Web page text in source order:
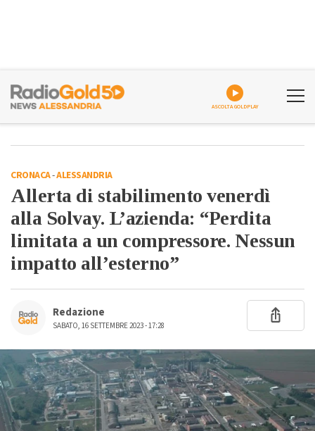
ASCOLTA GOLDPLAY
CRONACA-ALESSANDRIA
Allerta di stabilimento venerdì
alla Solvay. L’azienda: “Perdita
limitata a un compressore. Nessun
impatto all’esterno”
Redazione
SABATO, 16 SETTEMBRE 2023 - 17:28